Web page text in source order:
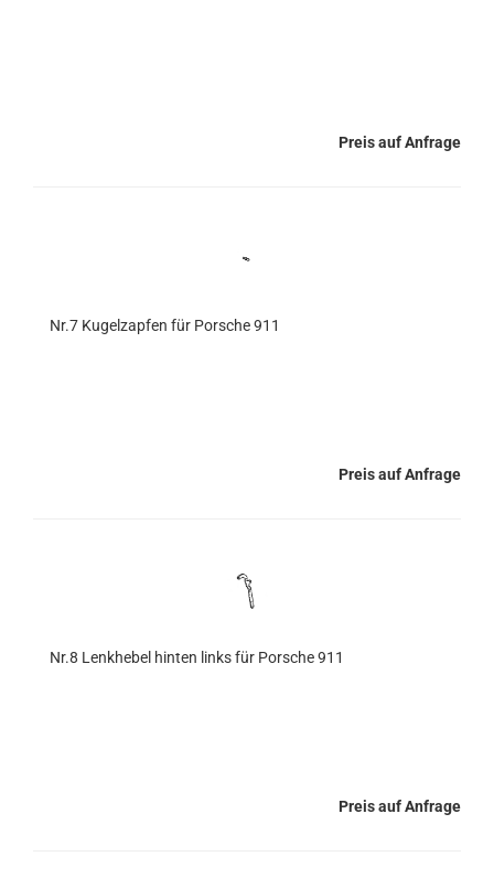
Preis auf Anfrage
Nr.7 Kugelzapfen für Porsche 911
Preis auf Anfrage
Nr.8 Lenkhebel hinten links für Porsche 911
Preis auf Anfrage